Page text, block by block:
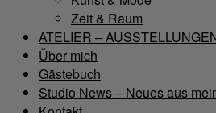
Zeit & Raum
ATELIER –
Über mich
Gästebuch
Studio News – Neues aus